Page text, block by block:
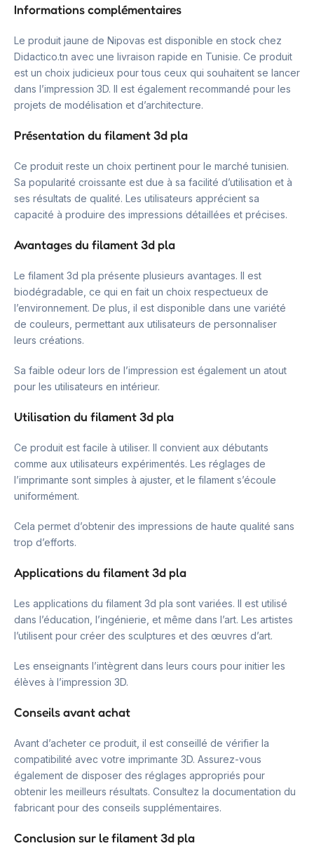
Informations complémentaires
Le produit jaune de Nipovas est disponible en stock chez
Didactico.tn avec une livraison rapide en Tunisie. Ce produit
est un choix judicieux pour tous ceux qui souhaitent se lancer
dans l’impression 3D. Il est également recommandé pour les
projets de modélisation et d’architecture.
Présentation du filament 3d pla
Ce produit reste un choix pertinent pour le marché tunisien.
Sa popularité croissante est due à sa facilité d’utilisation et à
ses résultats de qualité. Les utilisateurs apprécient sa
capacité à produire des impressions détaillées et précises.
Avantages du filament 3d pla
Le filament 3d pla présente plusieurs avantages. Il est
biodégradable, ce qui en fait un choix respectueux de
l’environnement. De plus, il est disponible dans une variété
de couleurs, permettant aux utilisateurs de personnaliser
leurs créations.
Sa faible odeur lors de l’impression est également un atout
pour les utilisateurs en intérieur.
Utilisation du filament 3d pla
Ce produit est facile à utiliser. Il convient aux débutants
comme aux utilisateurs expérimentés. Les réglages de
l’imprimante sont simples à ajuster, et le filament s’écoule
uniformément.
Cela permet d’obtenir des impressions de haute qualité sans
trop d’efforts.
Applications du filament 3d pla
Les applications du filament 3d pla sont variées. Il est utilisé
dans l’éducation, l’ingénierie, et même dans l’art. Les artistes
l’utilisent pour créer des sculptures et des œuvres d’art.
Les enseignants l’intègrent dans leurs cours pour initier les
élèves à l’impression 3D.
Conseils avant achat
Avant d’acheter ce produit, il est conseillé de vérifier la
compatibilité avec votre imprimante 3D. Assurez-vous
également de disposer des réglages appropriés pour
obtenir les meilleurs résultats. Consultez la documentation du
fabricant pour des conseils supplémentaires.
Conclusion sur le filament 3d pla